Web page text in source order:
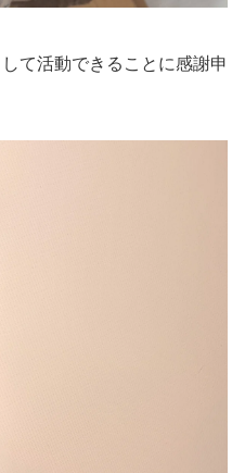
て活動できることに感謝申